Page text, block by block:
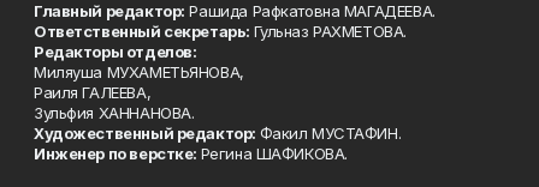
Главный редактор: Рашида Рафкатовна МАГАДЕЕВА.
Ответственный секретарь: Гульназ РАХМЕТОВА.
Редакторы отделов:
Миляуша МУХАМЕТЬЯНОВА,
Раиля ГАЛЕЕВА,
Зульфия ХАННАНОВА.
Художественный редактор: Факил МУСТАФИН.
Инженер по верстке: Регина ШАФИКОВА.